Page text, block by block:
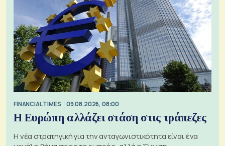
FINANCIAL TIMES 09.08.2026, 08:00
Η Ευρώπη αλλάζει στάση στις τράπεζες
Η νέα στρατηγική για την ανταγωνιστικότητα είναι ένα